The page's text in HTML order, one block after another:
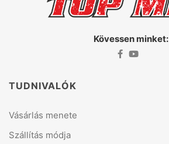
Kövessen minket:
TUDNIVALÓK
Vásárlás menete
Szállítás módja